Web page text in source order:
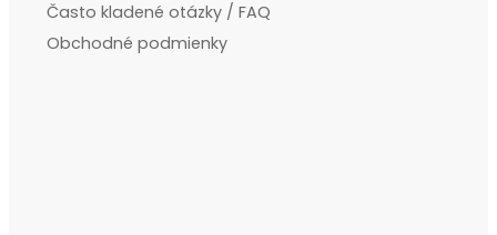
Často kladené otázky / FAQ
Obchodné podmienky